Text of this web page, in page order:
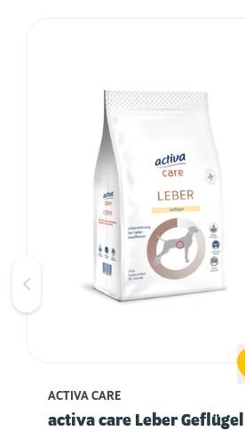
ACTIVA CARE
activa care Leber Geflügel